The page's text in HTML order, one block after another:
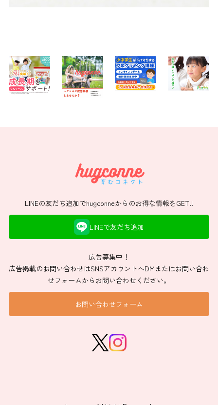
LINEの友だち追加でhugconneからのお得な情報をGET!!
LINEで友だち追加
広告募集中！
広告掲載のお問い合わせはSNSアカウントへDMまたはお問い合わ
せフォームからお問い合わせください。
お問い合わせフォーム